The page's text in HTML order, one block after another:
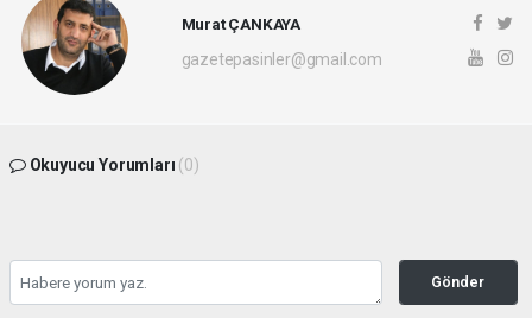
Murat ÇANKAYA
gazetepasinler@gmail.com
Okuyucu Yorumları (0)
Gönder